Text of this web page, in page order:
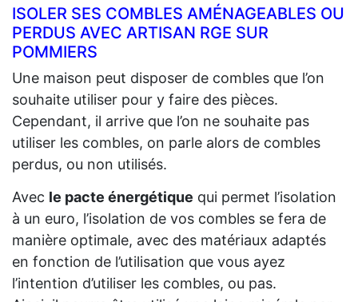
ISOLER SES COMBLES AMÉNAGEABLES OU
PERDUS AVEC ARTISAN RGE SUR
POMMIERS
Une maison peut disposer de combles que l’on
souhaite utiliser pour y faire des pièces.
Cependant, il arrive que l’on ne souhaite pas
utiliser les combles, on parle alors de combles
perdus, ou non utilisés.
Avec le pacte énergétique qui permet l’isolation
à un euro, l’isolation de vos combles se fera de
manière optimale, avec des matériaux adaptés
en fonction de l’utilisation que vous ayez
l’intention d’utiliser les combles, ou pas.